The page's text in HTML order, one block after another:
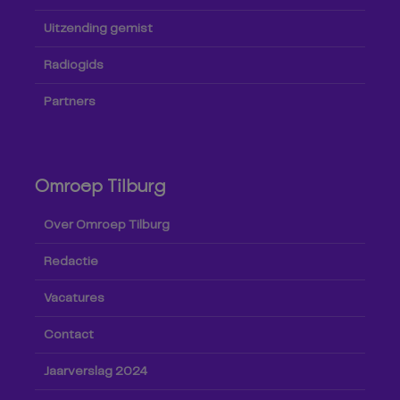
Uitzending gemist
Radiogids
Partners
Omroep Tilburg
Over Omroep Tilburg
Redactie
Vacatures
Contact
Jaarverslag 2024